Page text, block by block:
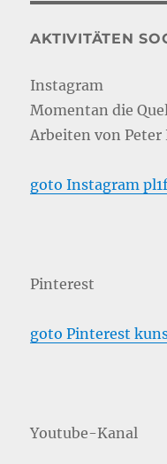
AKTIVITÄTEN
Instagram
Momentan die
Arbeiten von Peter
goto Instagram
Pinterest
goto Pinterest
Youtube-Kanal